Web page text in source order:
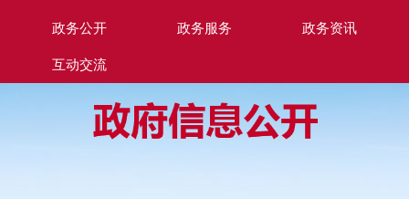
政务公开 政务服务 政务资讯
互动交流